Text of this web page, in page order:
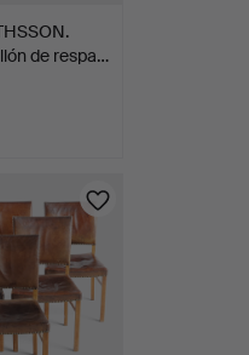
de respa…